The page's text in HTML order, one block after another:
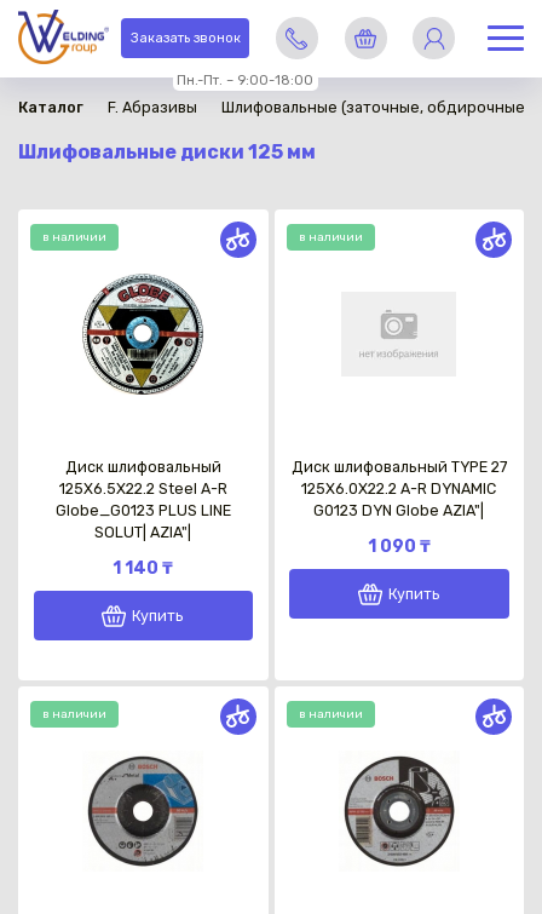
Заказать звонок
Пн.-Пт. – 9:00-18:00
Каз
Каталог F. Абразивы Шлифовальные (заточные, обдирочные)
Шлифовальные диски 125 мм
в наличии
Диск шлифовальный
125X6.5X22.2 Steel A-R
Globe_G0123 PLUS LINE
SOLUT| AZIA"|
1 140 ₸
Купить
в наличии
Диск шлифовальный TYPE 27
125X6.0X22.2 A-R DYNAMIC
G0123 DYN Globe AZIA"|
1 090 ₸
Купить
в наличии в наличии